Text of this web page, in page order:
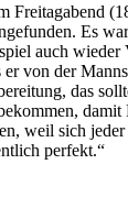
Freitagabend
Es
auch
von der
das
weil sich
perfekt.“